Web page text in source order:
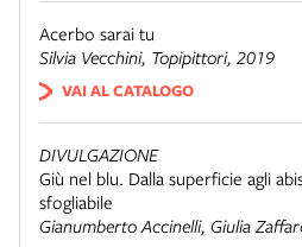
Acerbo sarai tu
Silvia Vecchini, Topipittori, 2019
VAI AL CATALOGO
DIVULGAZIONE
Giù nel blu. Dalla superficie agli
sfogliabile
Gianumberto Accinelli, Giulia